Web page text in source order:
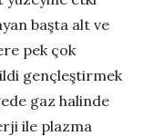
başta alt ve
pek çok
gençleştirmek
gaz halinde
ile plazma